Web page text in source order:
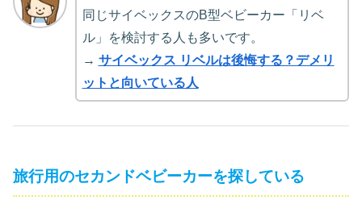
同じサイベックスのB型ベビーカー「リベ
ル」を検討する人も多いです。
→ サイベックス リベルは後悔する？デメリ
ットと向いている人
旅行用のセカンドベビーカーを探している